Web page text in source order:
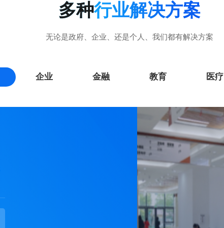
多种行业解决方案
无论是政府、企业、还是个人、我们都有解决方案
企业 金融 教育 医疗